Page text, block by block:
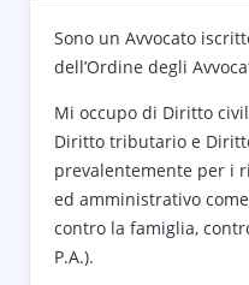
Sono un Avvocato
dell’Ordine degli
Mi occupo di Diritto
Diritto tributario e
prevalentemente per i
ed amministrativo
contro la famiglia,
P.A.).